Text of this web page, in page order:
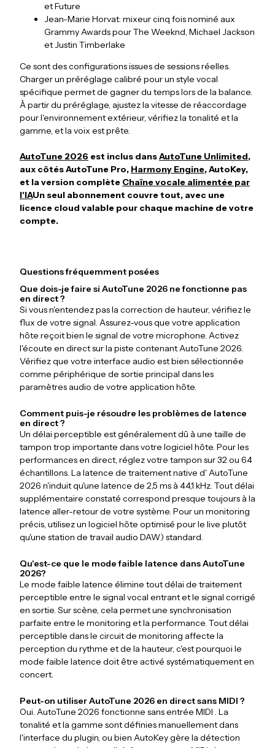
et Future
Jean-Marie Horvat: mixeur cinq fois nominé aux
Grammy Awards pour The Weeknd, Michael Jackson
et Justin Timberlake
Ce sont des configurations issues de sessions réelles.
Charger un préréglage calibré pour un style vocal
spécifique permet de gagner du temps lors de la balance.
À partir du préréglage, ajustez la vitesse de réaccordage
pour l'environnement extérieur, vérifiez la tonalité et la
gamme, et la voix est prête.
AutoTune 2026 est inclus dansAutoTune Unlimited,
aux côtés AutoTune Pro, Harmony Engine, AutoKey,
et la version complète Chaîne vocale alimentée par
l'IAUn seul abonnement couvre tout, avec une
licence cloud valable pour chaque machine de votre
compte.
Questions fréquemment posées
Que dois-je faire si AutoTune 2026 ne fonctionne pas
en direct ?
Si vous n'entendez pas la correction de hauteur, vérifiez le
flux de votre signal. Assurez-vous que votre application
hôte reçoit bien le signal de votre microphone. Activez
l'écoute en direct sur la piste contenant AutoTune 2026.
Vérifiez que votre interface audio est bien sélectionnée
comme périphérique de sortie principal dans les
paramètres audio de votre application hôte.
Comment puis-je résoudre les problèmes de latence
en direct ?
Un délai perceptible est généralement dû à une taille de
tampon trop importante dans votre logiciel hôte. Pour les
performances en direct, réglez votre tampon sur 32 ou 64
échantillons. La latence de traitement native d' AutoTune
2026 n'induit qu'une latence de 2,5 ms à 44,1 kHz. Tout délai
supplémentaire constaté correspond presque toujours à la
latence aller-retour de votre système. Pour un monitoring
précis, utilisez un logiciel hôte optimisé pour le live plutôt
qu'une station de travail audio DAW) standard.
Qu'est-ce que le mode faible latence dans AutoTune
2026?
Le mode faible latence élimine tout délai de traitement
perceptible entre le signal vocal entrant et le signal corrigé
en sortie. Sur scène, cela permet une synchronisation
parfaite entre le monitoring et la performance. Tout délai
perceptible dans le circuit de monitoring affecte la
perception du rythme et de la hauteur, c'est pourquoi le
mode faible latence doit être activé systématiquement en
concert.
Peut-on utiliser AutoTune 2026 en direct sans MIDI ?
Oui. AutoTune 2026 fonctionne sans entrée MIDI . La
tonalité et la gamme sont définies manuellement dans
l'interface du plugin, ou bien AutoKey gère la détection